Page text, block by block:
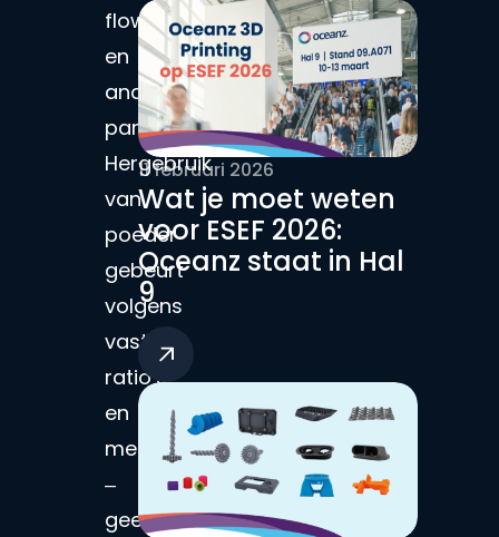
flowability
en
andere
parmeters.
Hergebruik
van
poeder
gebeurt
volgens
vaste
ratio’s
en
meetresultaten
–
geen
Wat je moet weten
voor ESEF 2026:
Oceanz staat in Hal
9
11 februari 2026